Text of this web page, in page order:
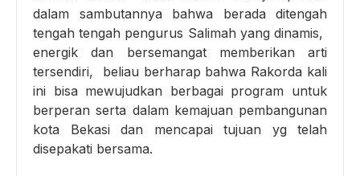
dalam sambutannya bahwa berada ditengah
tengah tengah pengurus Salimah yang dinamis,
energik dan bersemangat memberikan arti
tersendiri, beliau berharap bahwa Rakorda kali
ini bisa mewujudkan berbagai program untuk
berperan serta dalam kemajuan pembangunan
kota Bekasi dan mencapai tujuan yg telah
disepakati bersama.